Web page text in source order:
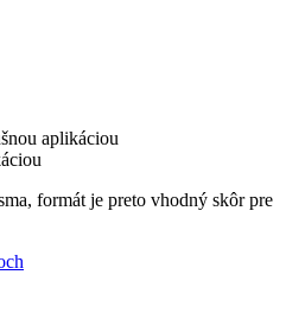
aplikáciou
formát je preto vhodný skôr pre